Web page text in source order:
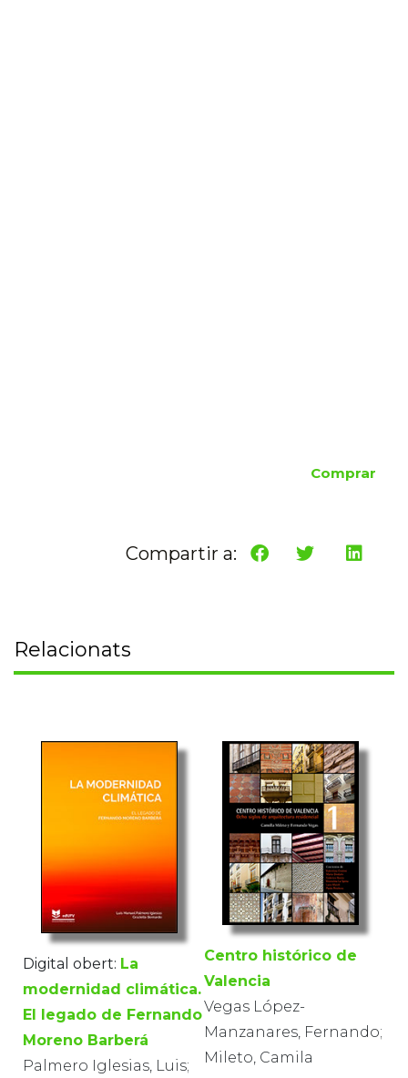
Comprar
Compartir a:
Relacionats
Digital obert: La
modernidad climática.
El legado de Fernando
Moreno Barberá
Palmero Iglesias, Luis;
Centro histórico de
Valencia
Vegas López-
Manzanares, Fernando;
Mileto, Camila